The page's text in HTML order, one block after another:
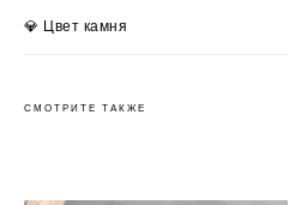
💎 Цвет камня
СМОТРИТЕ ТАКЖЕ